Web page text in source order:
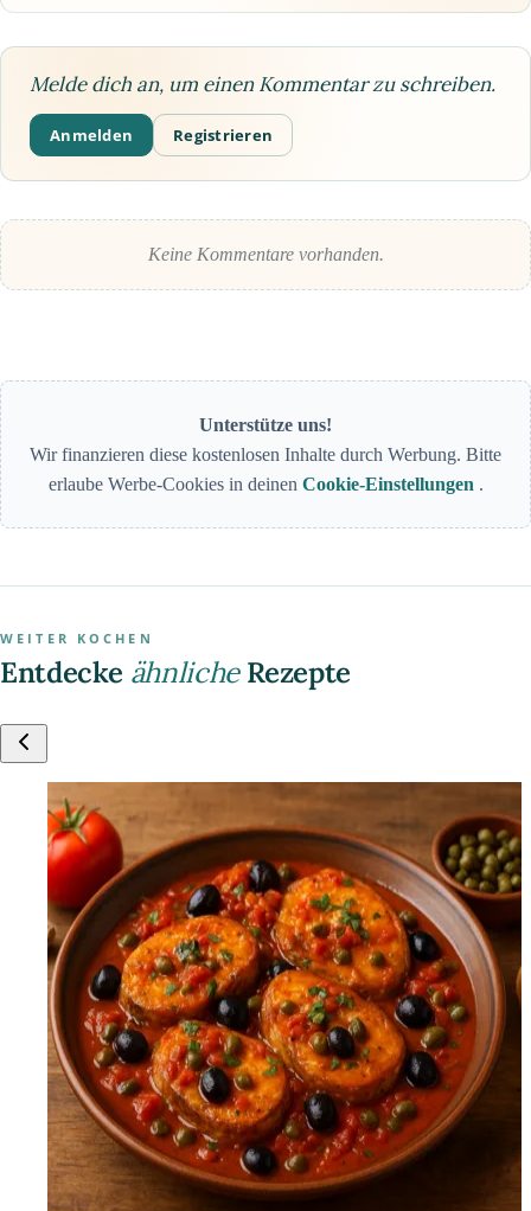
Melde dich an, um einen Kommentar zu schreiben.
Anmelden Registrieren
Keine Kommentare vorhanden.
Unterstütze uns!
Wir finanzieren diese kostenlosen Inhalte durch Werbung. Bitte
erlaube Werbe-Cookies in deinen Cookie-Einstellungen .
WEITER KOCHEN
Entdecke ähnlicheRezepte